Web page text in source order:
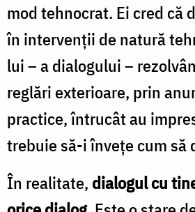
mod tehnocrat. Ei cred că
în intervenţii de natură
lui – a dialogului –
reglări exterioare, prin
practice, întrucât au
trebuie să-i înveţe cum să
În realitate, dialogul cu